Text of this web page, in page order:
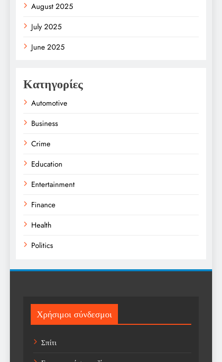
August 2025
July 2025
June 2025
Κατηγορίες
Automotive
Business
Crime
Education
Entertainment
Finance
Health
Politics
Sport
Sports
Technology
Χρήσιμοι σύνδεσμοι
Σπίτι